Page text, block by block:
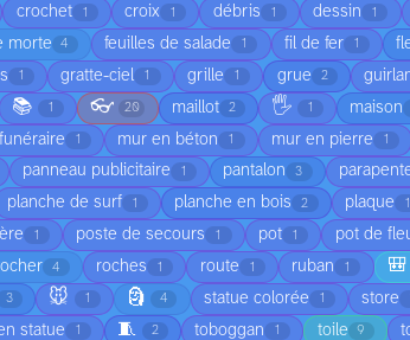
crochet 1 croix 1 débris 1 dessin 1
morte 4 feuilles de salade 1 fil de fer 1
1 gratte-ciel 1 grille 1 grue 2
📚 1 👓 20 maillot 2 🖐️ 1 maison
1 mur en béton 1 mur en pierre 1
panneau publicitaire 1 pantalon 3
planche de surf 1 planche en bois 2 plaque 1
1 poste de secours 1 pot 1 pot de
4 roches 1 route 1 ruban 1 🎒
3 🐭 1 🗿 4 statue colorée 1 store
statue 1 🧵 2 toboggan 1 toile 9